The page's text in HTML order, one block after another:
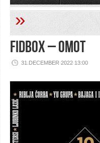
»
FidBox – Omot
31.DECEMBER 2022 13:00